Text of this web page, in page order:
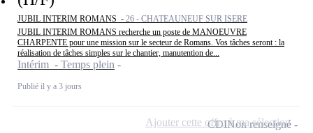
JUBIL INTERIM ROMANS - 26 - CHATEAUNEUF SUR ISERE
JUBIL INTERIM ROMANS recherche un poste de MANOEUVRE
CHARPENTE pour une mission sur le secteur de Romans. Vos tâches seront : la
réalisation de tâches simples sur le chantier, manutention de...
Intérim - Temps plein
Publié il y a 3 jours
CDINon renseigné
Ajouter cette offre à ma sélection